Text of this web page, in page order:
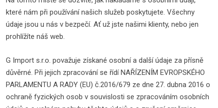
které nám při používání našich služeb poskytujete. Všechny
údaje jsou u nás v bezpečí. Ať už jste našimi klienty, nebo jen
prohlížíte náš web.
G Import s.r.o. považuje získané osobní a další údaje za přísně
důvěrné. Při jejich zpracování se řídí NAŘÍZENÍM EVROPSKÉHO
PARLAMENTU A RADY (EU) č.2016/679 ze dne 27. dubna 2016 o
ochraně fyzických osob v souvislosti se zpracováním osobních